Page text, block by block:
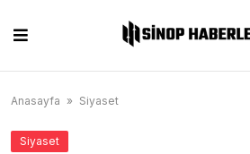
content
Anasayfa » Siyaset
Siyaset